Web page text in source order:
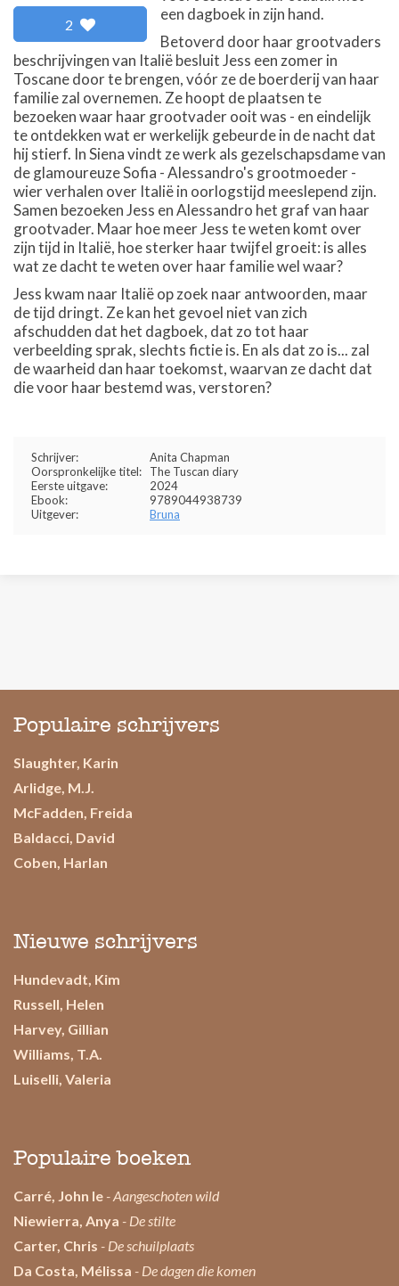
2
een dagboek in zijn hand.
Betoverd door haar grootvaders
beschrijvingen van Italië besluit Jess een zomer in
Toscane door te brengen, vóór ze de boerderij van haar
familie zal overnemen. Ze hoopt de plaatsen te
bezoeken waar haar grootvader ooit was - en eindelijk
te ontdekken wat er werkelijk gebeurde in de nacht dat
hij stierf. In Siena vindt ze werk als gezelschapsdame van
de glamoureuze Sofia - Alessandro's grootmoeder -
wier verhalen over Italië in oorlogstijd meeslepend zijn.
Samen bezoeken Jess en Alessandro het graf van haar
grootvader. Maar hoe meer Jess te weten komt over
zijn tijd in Italië, hoe sterker haar twijfel groeit: is alles
wat ze dacht te weten over haar familie wel waar?
Jess kwam naar Italië op zoek naar antwoorden, maar
de tijd dringt. Ze kan het gevoel niet van zich
afschudden dat het dagboek, dat zo tot haar
verbeelding sprak, slechts fictie is. En als dat zo is... zal
de waarheid dan haar toekomst, waarvan ze dacht dat
die voor haar bestemd was, verstoren?
Schrijver:
Anita Chapman
Oorspronkelijke titel:
The Tuscan diary
Eerste uitgave:
2024
Ebook:
9789044938739
Uitgever:
Bruna
Populaire schrijvers
Slaughter, Karin
Arlidge, M.J.
McFadden, Freida
Baldacci, David
Coben, Harlan
Nieuwe schrijvers
Hundevadt, Kim
Russell, Helen
Harvey, Gillian
Williams, T.A.
Luiselli, Valeria
Populaire boeken
Carré, John le - Aangeschoten wild
Niewierra, Anya - De stilte
Carter, Chris - De schuilplaats
Da Costa, Mélissa - De dagen die komen